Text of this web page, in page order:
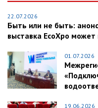
22.07.2026
Быть или не быть:
выставка EcoXpo может
01.07.2026
19.06.2026